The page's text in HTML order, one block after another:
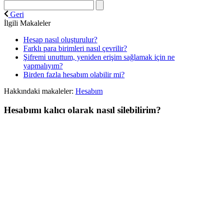
Geri
İlgili Makaleler
Hesap nasıl oluşturulur?
Farklı para birimleri nasıl çevrilir?
Şifremi unuttum, yeniden erişim sağlamak için ne
yapmalıyım?
Birden fazla hesabım olabilir mi?
Hakkındaki makaleler: Hesabım
Hesabımı kalıcı olarak nasıl silebilirim?